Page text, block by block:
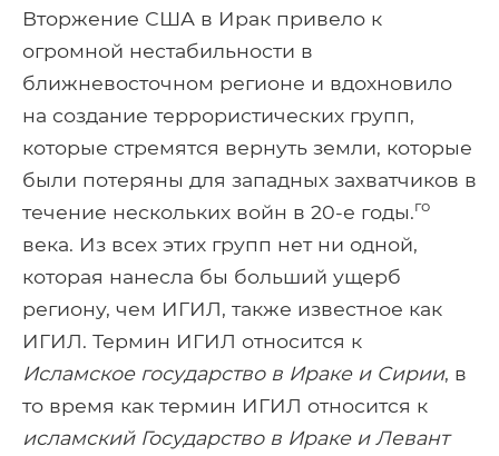
Вторжение США в Ирак привело к
огромной нестабильности в
ближневосточном регионе и вдохновило
на создание террористических групп,
которые стремятся вернуть земли, которые
были потеряны для западных захватчиков в
течение нескольких войн в 20-е годы.го
века. Из всех этих групп нет ни одной,
которая нанесла бы больший ущерб
региону, чем ИГИЛ, также известное как
ИГИЛ. Термин ИГИЛ относится к
Исламское государство в Ираке и Сирии, в
то время как термин ИГИЛ относится к
исламский Государство в Ираке и Левант